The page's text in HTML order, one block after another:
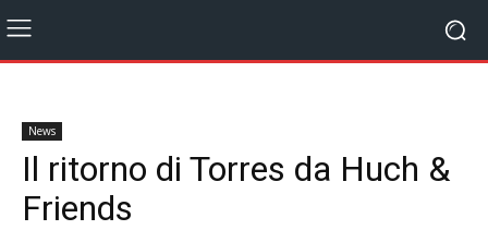
News
Il ritorno di Torres da Huch &
Friends